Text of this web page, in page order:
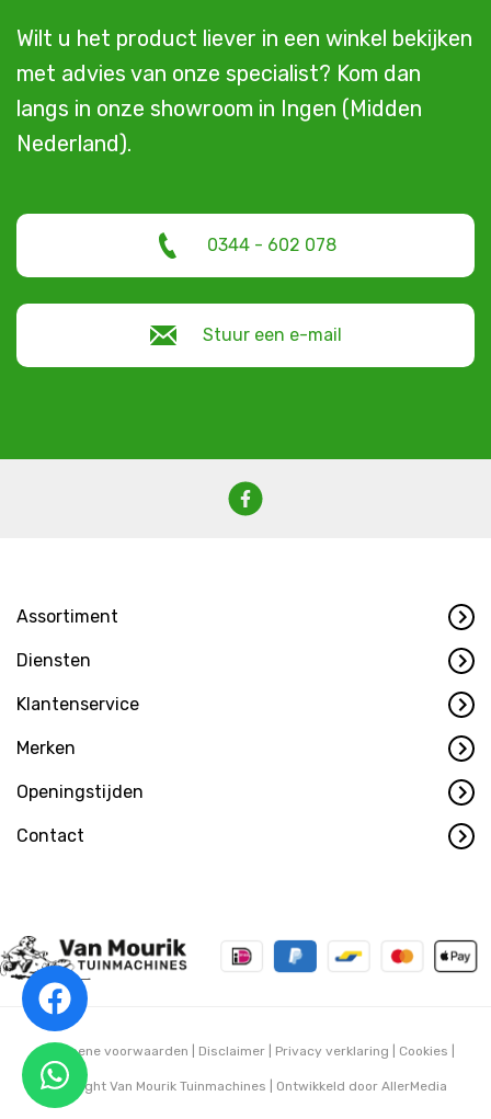
Wilt u het product liever in een winkel bekijken
met advies van onze specialist? Kom dan
langs in onze showroom in Ingen (Midden
Nederland).
0344 - 602 078
Stuur een e-mail
Assortiment
Diensten
Klantenservice
Merken
Openingstijden
Contact
Algemene voorwaarden Disclaimer| Privacy verklaring Cookies
Copyright Van Mourik Tuinmachines | Ontwikkeld door AllerMedia